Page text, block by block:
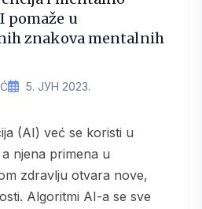
pomaže u
znakova mentalnih
5. ЈУН 2023.
njena primena u
zdravlju otvara nove,
Algoritmi AI-a se sve